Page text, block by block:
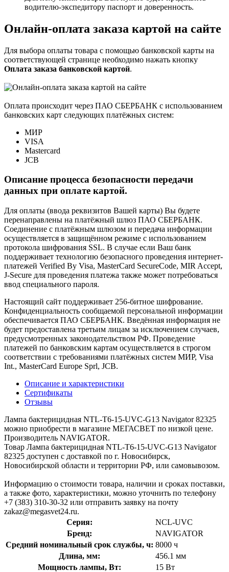
водителю-экспедитору паспорт и доверенность.
Онлайн-оплата заказа картой на сайте
Для выбора оплаты товара с помощью банковской карты на
соответствующей странице необходимо нажать кнопку
Оплата заказа банковской картой.
Оплата происходит через ПАО СБЕРБАНК с использованием
банковских карт следующих платёжных систем:
МИР
VISA
Mastercard
JCB
Описание процесса безопасности передачи
данных при оплате картой.
Для оплаты (ввода реквизитов Вашей карты) Вы будете
перенаправлены на платёжный шлюз ПАО СБЕРБАНК.
Соединение с платёжным шлюзом и передача информации
осуществляется в защищённом режиме с использованием
протокола шифрования SSL. В случае если Ваш банк
поддерживает технологию безопасного проведения интернет-
платежей Verified By Visa, MasterCard SecureCode, MIR Accept,
J-Secure для проведения платежа также может потребоваться
ввод специального пароля.
Настоящий сайт поддерживает 256-битное шифрование.
Конфиденциальность сообщаемой персональной информации
обеспечивается ПАО СБЕРБАНК. Введённая информация не
будет предоставлена третьим лицам за исключением случаев,
предусмотренных законодательством РФ. Проведение
платежей по банковским картам осуществляется в строгом
соответствии с требованиями платёжных систем МИР, Visa
Int., MasterCard Europe Sprl, JCB.
Описание и характеристики
Сертификаты
Отзывы
Лампа бактерицидная NTL-T6-15-UVC-G13 Navigator 82325
можно приобрести в магазине МЕГАСВЕТ по низкой цене.
Производитель NAVIGATOR.
Товар Лампа бактерицидная NTL-T6-15-UVC-G13 Navigator
82325 доступен с доставкой по г. Новосибирск,
Новосибирской области и территории РФ, или самовывозом.
Информацию о стоимости товара, наличии и сроках поставки,
а также фото, характеристики, можно уточнить по телефону
+7 (383) 310-30-32 или отправить заявку на почту
zakaz@megasvet24.ru.
Серия:
NCL-UVC
Бренд:
NAVIGATOR
Средний номинальный срок службы, ч: 8000 ч
Длина, мм:
456.1 мм
Мощность лампы, Вт:
15 Вт